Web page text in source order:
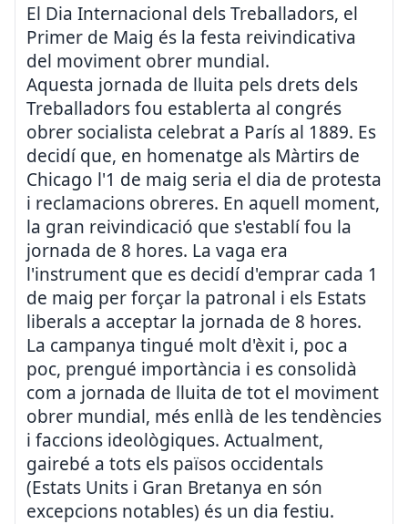
El Dia Internacional dels Treballadors, el
Primer de Maig és la festa reivindicativa
del moviment obrer mundial.
Aquesta jornada de lluita pels drets dels
Treballadors fou establerta al congrés
obrer socialista celebrat a París al 1889. Es
decidí que, en homenatge als Màrtirs de
Chicago l'1 de maig seria el dia de protesta
i reclamacions obreres. En aquell moment,
la gran reivindicació que s'establí fou la
jornada de 8 hores. La vaga era
l'instrument que es decidí d'emprar cada 1
de maig per forçar la patronal i els Estats
liberals a acceptar la jornada de 8 hores.
La campanya tingué molt d'èxit i, poc a
poc, prengué importància i es consolidà
com a jornada de lluita de tot el moviment
obrer mundial, més enllà de les tendències
i faccions ideològiques. Actualment,
gairebé a tots els països occidentals
(Estats Units i Gran Bretanya en són
excepcions notables) és un dia festiu.